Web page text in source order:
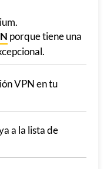
porque tiene una
VPN en tu
a la lista de